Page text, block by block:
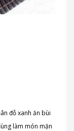
đỗ xanh ăn bùi
làm món mặn